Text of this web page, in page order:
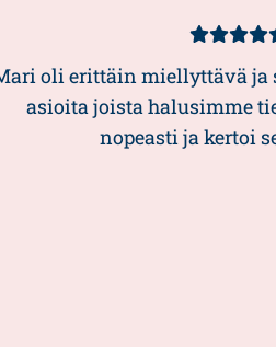
Kundbetyg
5/5
oli erittäin miellyttävä ja
asioita joista halusimme
nopeasti ja kertoi